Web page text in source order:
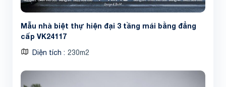
Mẫu nhà biệt thự hiện đại 3 tầng mái bằng đẳng
cấp VK24117
Diện tích 230m2